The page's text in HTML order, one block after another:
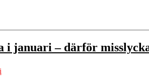
i januari – därför